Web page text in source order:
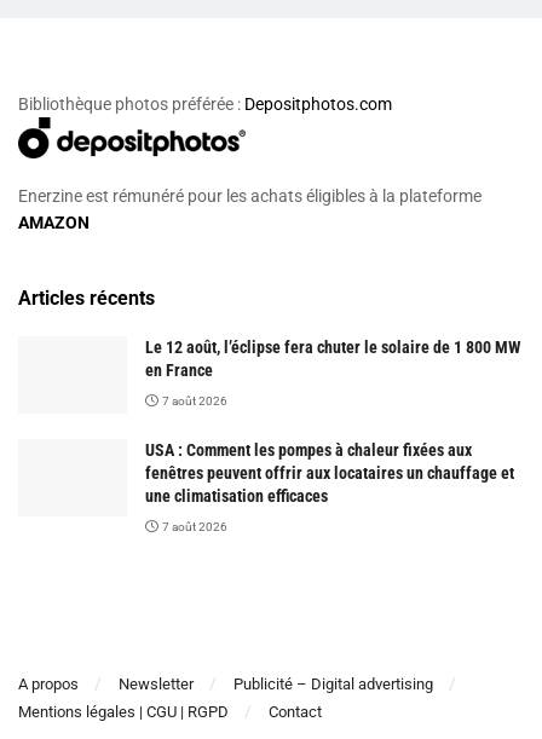
Bibliothèque photos préférée : Depositphotos.com
Enerzine est rémunéré pour les achats éligibles à la plateforme
AMAZON
Articles récents
Le 12 août, l’éclipse fera chuter le solaire de 1 800 MW
en France
7 août 2026
USA : Comment les pompes à chaleur fixées aux
fenêtres peuvent offrir aux locataires un chauffage et
une climatisation efficaces
7 août 2026
A propos Newsletter
Publicité – Digital advertising
Mentions légales | CGU | RGPD
Contact